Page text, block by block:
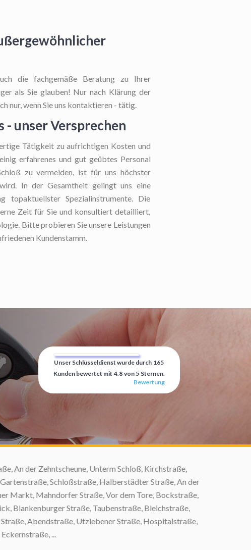
die fachgemäße Beratung zu Ihrer
als Sie glauben! Nur nach Klärung der
nur, wenn Sie uns kontaktieren - tätig.
- unser Versprechen
Tätigkeit zu aufrichtigen Kosten und
erfahrenes und gut geübtes Personal
zu vermeiden, ist für uns höchster
In der Gesamtheit gelingt uns eine
topaktuellster Spezialinstrumente. Die
Zeit für Sie und konsultiert detailliert,
Bitte probieren Sie unsere Leistungen
Kundenstamm.
Unser Schlüsseldienst wurde durch 165
Kunden bewertet mit 4.8 von 5 Sternen.
Bewertung
der Zehntscheune, Unterm Schloß, Kirchstraße,
Schloßstraße, Halberstädter Straße, An der
Mahndorfer Straße, Vor dem Tore, Bockstraße,
Straße, Taubenstraße, Bleichstraße,
Abendstraße, Utzlebener Straße, Hospitalstraße,
...